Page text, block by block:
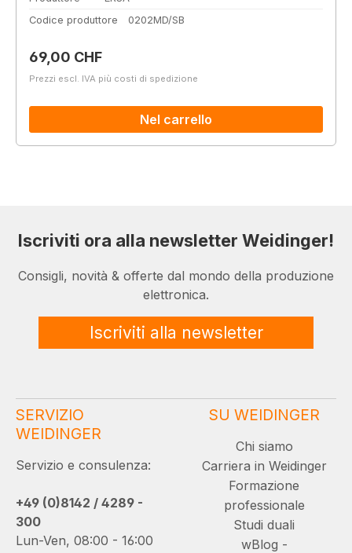
Codice produttore
0202MD/SB
Prezzo normale:
69,00 CHF
Prezzi escl. IVA più costi di spedizione
Nel carrello
Iscriviti ora alla newsletter Weidinger!
Consigli, novità & offerte dal mondo della produzione
elettronica.
Iscriviti alla newsletter
SERVIZIO
WEIDINGER
Servizio e consulenza:
+49 (0)8142 / 4289 -
300
Lun-Ven, 08:00 - 16:00
SU WEIDINGER
Chi siamo
Carriera in Weidinger
Formazione
professionale
Studi duali
wBlog -